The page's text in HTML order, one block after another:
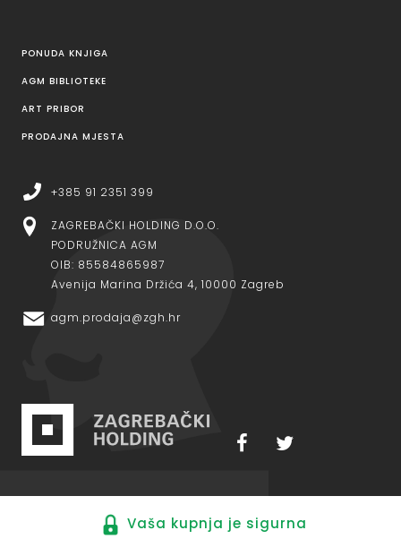
PONUDA KNJIGA
AGM BIBLIOTEKE
ART PRIBOR
PRODAJNA MJESTA
+385 91 2351 399
ZAGREBAČKI HOLDING D.O.O.
PODRUŽNICA AGM
OIB: 85584865987
Avenija Marina Držića 4, 10000 Zagreb
agm.prodaja@zgh.hr
Vaša kupnja je sigurna